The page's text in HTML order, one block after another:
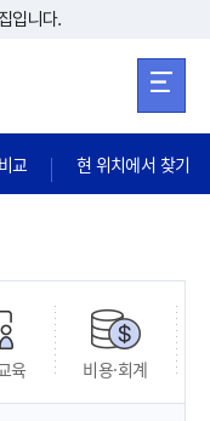
입니다.
교 현 위치에서 찾기
육 비용·회계